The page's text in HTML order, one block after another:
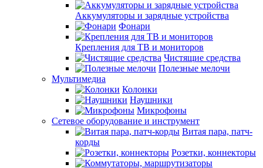
Аккумуляторы и зарядные устройства
Фонари
Крепления для ТВ и мониторов
Чистящие средства
Полезные мелочи
Мультимедиа
Колонки
Наушники
Микрофоны
Сетевое оборудование и инструмент
Витая пара, патч-
корды
Розетки, коннекторы